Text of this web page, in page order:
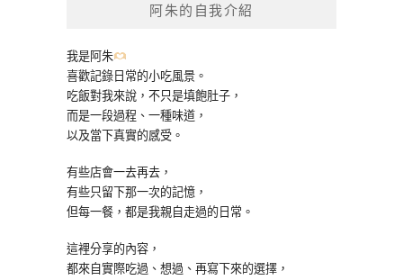
阿朱的自我介紹
我是阿朱
喜歡記錄日常的小吃風景。
吃飯對我來說，不只是填飽肚子，
而是一段過程、一種味道，
以及當下真實的感受。
有些店會一去再去，
有些只留下那一次的記憶，
但每一餐，都是我親自走過的日常。
這裡分享的內容，
都來自實際吃過、想過、再寫下來的選擇，